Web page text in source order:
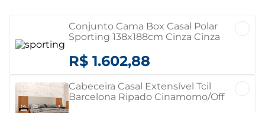
Conjunto Cama Box Casal Polar
Sporting 138x188cm Cinza Cinza
R$ 1.602,88
Cabeceira Casal Extensível Tcil
Barcelona Ripado Cinamomo/Off